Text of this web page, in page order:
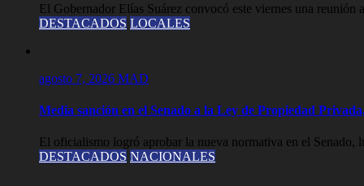
El Gobernador Elías Suárez convocó este viernes una reunión
DESTACADOS LOCALES
agosto 7, 2026 MAD
Media sanción en el Senado a la Ley de Propiedad
El oficialismo logró aprobar la nueva normativa en el Senado,
DESTACADOS NACIONALES